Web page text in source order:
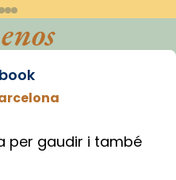
per gaudir i també